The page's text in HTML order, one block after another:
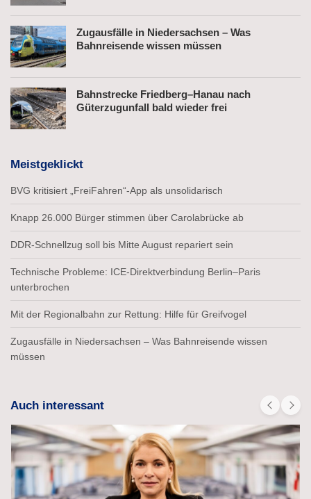
Zugausfälle in Niedersachsen – Was
Bahnreisende wissen müssen
Bahnstrecke Friedberg–Hanau nach
Güterzugunfall bald wieder frei
Meistgeklickt
BVG kritisiert „FreiFahren“-App als unsolidarisch
Knapp 26.000 Bürger stimmen über Carolabrücke ab
DDR-Schnellzug soll bis Mitte August repariert sein
Technische Probleme: ICE-Direktverbindung Berlin–Paris
unterbrochen
Mit der Regionalbahn zur Rettung: Hilfe für Greifvogel
Zugausfälle in Niedersachsen – Was Bahnreisende wissen
müssen
Auch interessant